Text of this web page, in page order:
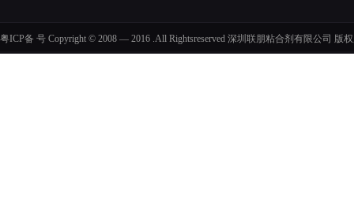
粤ICP备 号 Copyright © 2008 — 2016 .All Rightsreserved 深圳联朋粘合剂有限公司 版